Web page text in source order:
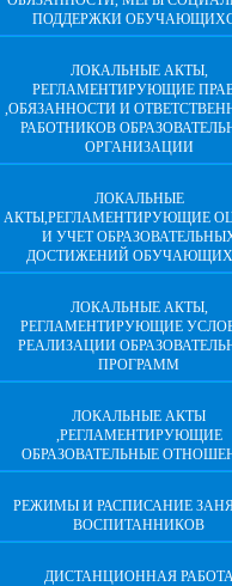
ПОДДЕРЖКИ
ЛОКАЛЬНЫЕ АКТЫ,
РЕГЛАМЕНТИРУЮЩИЕ
,ОБЯЗАННОСТИ И
РАБОТНИКОВ
ОРГАНИЗАЦИИ
ЛОКАЛЬНЫЕ
АКТЫ,РЕГЛАМЕНТИРУЮЩИЕ
И УЧЕТ
ДОСТИЖЕНИЙ
ЛОКАЛЬНЫЕ АКТЫ,
РЕГЛАМЕНТИРУЮЩИЕ
РЕАЛИЗАЦИИ
ПРОГРАММ
ЛОКАЛЬНЫЕ АКТЫ
,РЕГЛАМЕНТИРУЮЩИЕ
ОБРАЗОВАТЕЛЬНЫЕ
РЕЖИМЫ И РАСПИСАНИЕ
ВОСПИТАННИКОВ
ДИСТАНЦИОННАЯ